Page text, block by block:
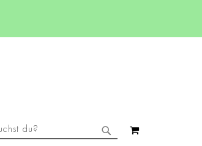
SUCHE